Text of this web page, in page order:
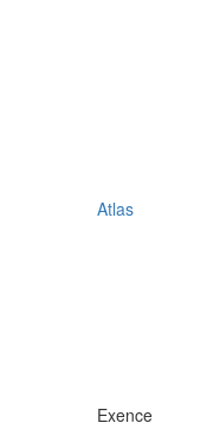
Atlas
Exence